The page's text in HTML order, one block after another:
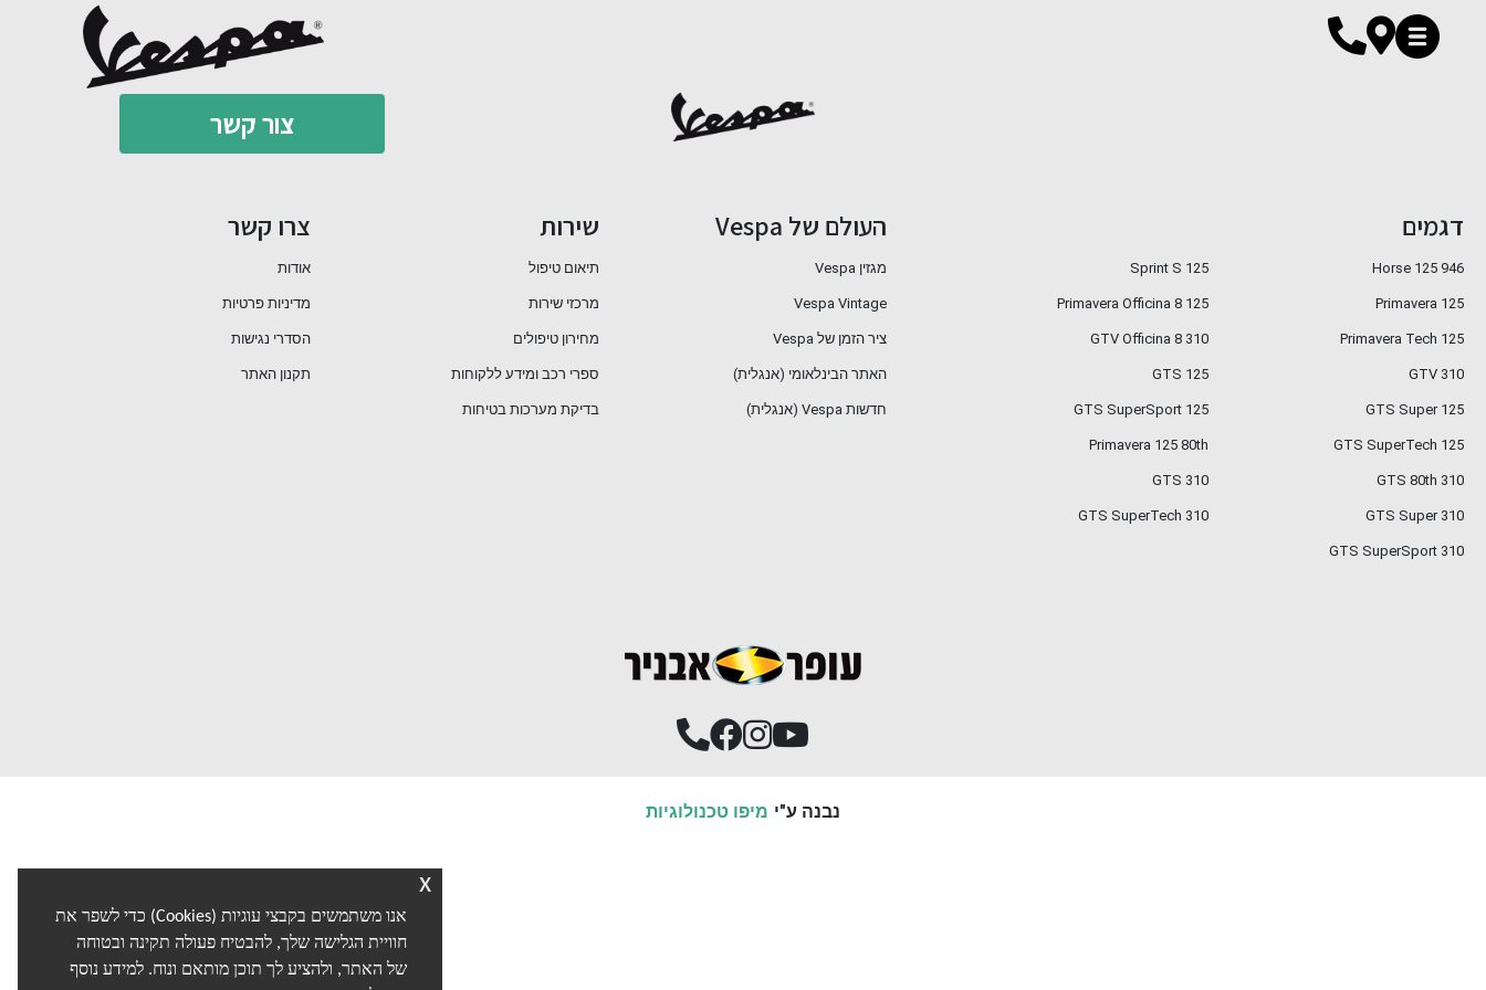
צור קשר
אנו משתמשים בקבצי עוגיות (Cookies) כדי לשפר את
חוויית הגלישה שלך, להבטיח פעולה תקינה ובטוחה
של האתר, ולהציע לך תוכן מותאם ונוח. למידע נוסף
x
דגמים
946 Horse 125
Sprint S 125
Primavera 125
Primavera Officina 8 125
Primavera Tech 125
GTV Officina 8 310
GTV 310
GTS 125
GTS Super 125
GTS SuperSport 125
GTS SuperTech 125
Primavera 125 80th
GTS 80th 310
GTS 310
GTS Super 310
310 GTS SuperTech
GTS SuperSport 310
העולם של Vespa
מגזין Vespa
Vespa Vintage
ציר הזמן של Vespa
האתר הבינלאומי (אנגלית)
חדשות Vespa (אנגלית)
שירות
תיאום טיפול
מרכזי שירות
מחירון טיפולים
ספרי רכב ומידע ללקוחות
בדיקת מערכות בטיחות
צרו קשר
אודות
מדיניות פרטיות
הסדרי נגישות
תקנון האתר
נבנה ע"י מיפו טכנולוגיות